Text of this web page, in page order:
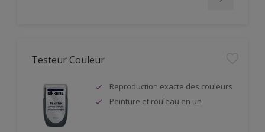
Testeur Couleur
Reproduction exacte des couleurs
Peinture et rouleau en un